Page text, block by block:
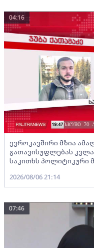
ევროკავშირი მზია
გათავისუფლებას
საკითხს პოლიტიკური
04:16
2026/08/06 21:14
07:46